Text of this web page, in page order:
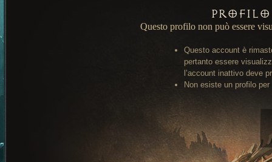
Profilo
Questo profilo non può essere
Questo account è
pertanto essere
l’account inattivo deve
Non esiste un profilo